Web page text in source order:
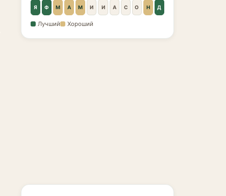
Я Ф М А М И И А С О Н Д
Лучший Хороший